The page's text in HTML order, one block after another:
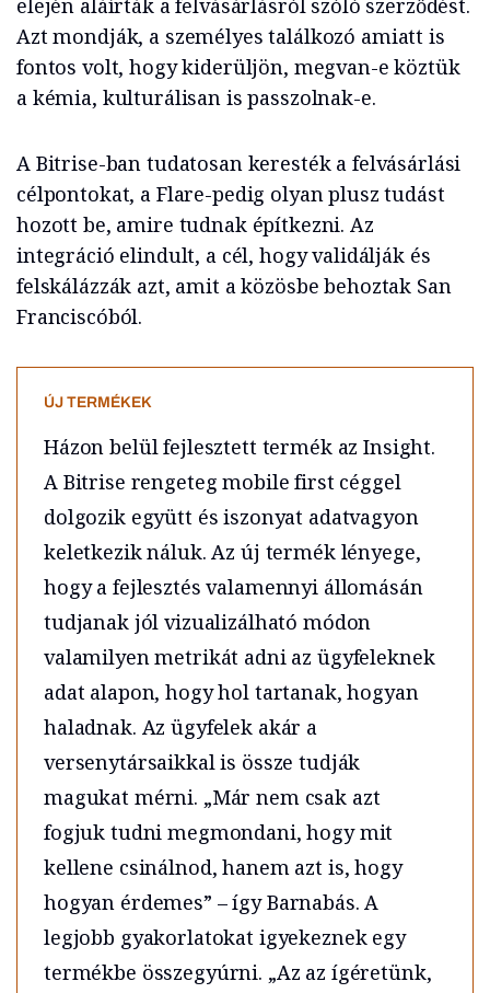
elején aláírták a felvásárlásról szóló szerződést.
Azt mondják, a személyes találkozó amiatt is
fontos volt, hogy kiderüljön, megvan-e köztük
a kémia, kulturálisan is passzolnak-e.
A Bitrise-ban tudatosan keresték a felvásárlási
célpontokat, a Flare-pedig olyan plusz tudást
hozott be, amire tudnak építkezni. Az
integráció elindult, a cél, hogy validálják és
felskálázzák azt, amit a közösbe behoztak San
Franciscóból.
ÚJ TERMÉKEK
Házon belül fejlesztett termék az Insight.
A Bitrise rengeteg mobile first céggel
dolgozik együtt és iszonyat adatvagyon
keletkezik náluk. Az új termék lényege,
hogy a fejlesztés valamennyi állomásán
tudjanak jól vizualizálható módon
valamilyen metrikát adni az ügyfeleknek
adat alapon, hogy hol tartanak, hogyan
haladnak. Az ügyfelek akár a
versenytársaikkal is össze tudják
magukat mérni. „Már nem csak azt
fogjuk tudni megmondani, hogy mit
kellene csinálnod, hanem azt is, hogy
hogyan érdemes” – így Barnabás. A
legjobb gyakorlatokat igyekeznek egy
termékbe összegyúrni. „Az az ígéretünk,